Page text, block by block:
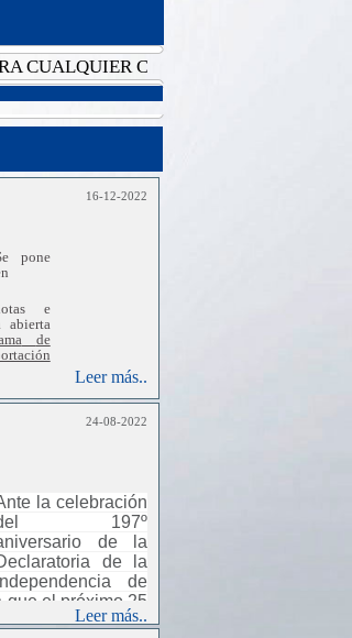
CONSULTA:
16-12-2022
pone
e
abierta
de
y
del
Leer más..
24-08-2022
la celebración
197º
de la
de la
Independencia de
que el próximo 25
General
Leer más..